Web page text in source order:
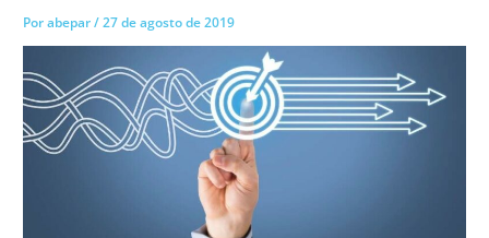
Porabepar/27 de agosto de 2019